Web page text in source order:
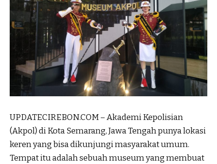
UPDATECIREBON.COM – Akademi Kepolisian
(Akpol) di Kota Semarang, Jawa Tengah punya lokasi
keren yang bisa dikunjungi masyarakat umum.
Tempat itu adalah sebuah museum yang membuat